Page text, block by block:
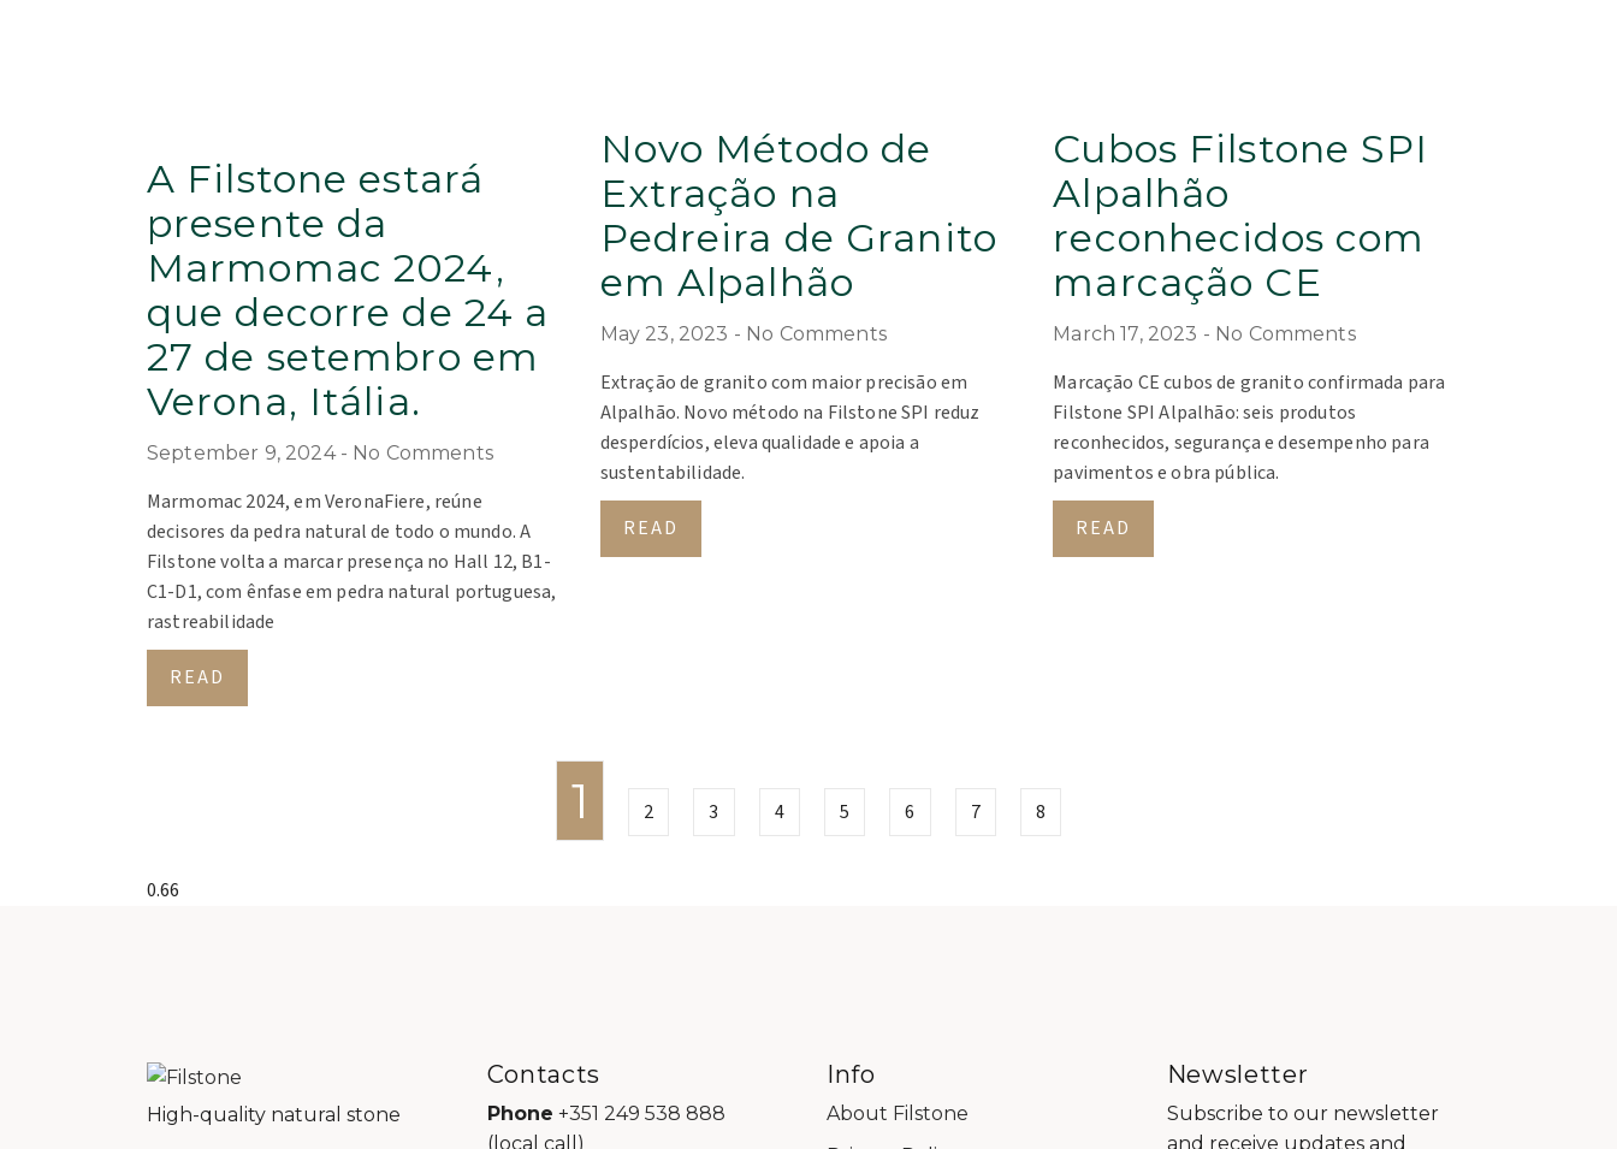
A Filstone estará
presente da
Marmomac 2024,
que decorre de 24 a
27 de setembro em
Verona, Itália.
September 9, 2024 No Comments
Marmomac 2024, em VeronaFiere, reúne
decisores da pedra natural de todo o mundo. A
Filstone volta a marcar presença no Hall 12, B1-
C1-D1, com ênfase em pedra natural portuguesa,
rastreabilidade
READ
Novo Método de
Extração na
Pedreira de Granito
em Alpalhão
May 23, 2023 No Comments
Extração de granito com maior precisão em
Alpalhão. Novo método na Filstone SPI reduz
desperdícios, eleva qualidade e apoia a
sustentabilidade.
READ
Cubos Filstone SPI
Alpalhão
reconhecidos com
marcação CE
March 17, 2023 No Comments
Marcação CE cubos de granito confirmada para
Filstone SPI Alpalhão: seis produtos
reconhecidos, segurança e desempenho para
pavimentos e obra pública.
READ
1 2 3 4 5 6 7 8
High-quality natural stone
Contacts
Phone +351 249 538 888
(local call)
Info
About Filstone
Newsletter
Subscribe to our newsletter
and receive updates and